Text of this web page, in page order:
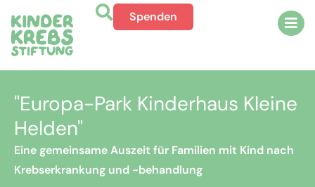
Spenden
"Europa-Park Kinderhaus Kleine
Helden"
Eine gemeinsame Auszeit für Familien mit Kind nach
Krebserkrankung und -behandlung